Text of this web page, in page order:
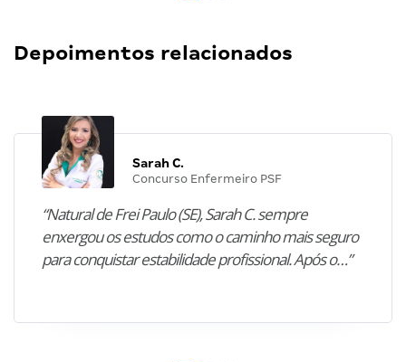
Depoimentos relacionados
Sarah C.
Concurso Enfermeiro PSF
“Natural de Frei Paulo (SE), Sarah C. sempre
enxergou os estudos como o caminho mais seguro
para conquistar estabilidade profissional. Após o…”